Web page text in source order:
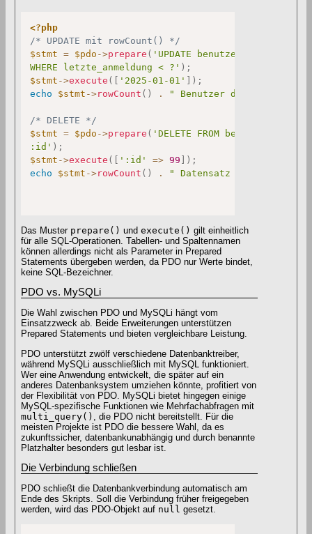
<?php
/* UPDATE mit rowCount() */
$stmt
= $pdo ->prepare ( 'UPDATE benutzer SET aktiv
WHERE letzte_anmeldung < ?' ) ;
$stmt ->execute ( '2025-01-01' ) ;
echo
$stmt ->rowCount ( ) . " Benutzer deaktiviert."
/* DELETE */
$stmt
= $pdo ->prepare ( 'DELETE FROM benutzer
:id' ) ;
$stmt ->execute ( ':id' => 99 ) ;
echo
$stmt ->rowCount ( ) . " Datensatz entfernt."
Das Muster prepare() und execute() gilt einheitlich
für alle SQL-Operationen. Tabellen- und Spaltennamen
können allerdings nicht als Parameter in Prepared
Statements übergeben werden, da PDO nur Werte bindet,
keine SQL-Bezeichner.
PDO vs. MySQLi
Die Wahl zwischen PDO und MySQLi hängt vom
Einsatzzweck ab. Beide Erweiterungen unterstützen
Prepared Statements und bieten vergleichbare Leistung.
PDO unterstützt zwölf verschiedene Datenbanktreiber,
während MySQLi ausschließlich mit MySQL funktioniert.
Wer eine Anwendung entwickelt, die später auf ein
anderes Datenbanksystem umziehen könnte, profitiert von
der Flexibilität von PDO. MySQLi bietet hingegen einige
MySQL-spezifische Funktionen wie Mehrfachabfragen mit
multi_query()
, die PDO nicht bereitstellt. Für die
meisten Projekte ist PDO die bessere Wahl, da es
zukunftssicher, datenbankunabhängig und durch benannte
Platzhalter besonders gut lesbar ist.
Die Verbindung schließen
PDO schließt die Datenbankverbindung automatisch am
Ende des Skripts. Soll die Verbindung früher freigegeben
werden, wird das PDO-Objekt auf null gesetzt.